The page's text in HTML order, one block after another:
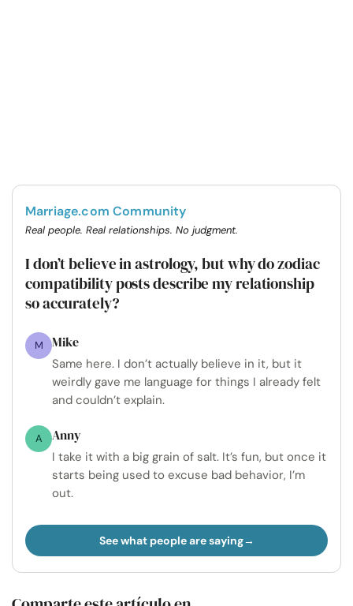
Marriage.com Community
Real people. Real relationships. No judgment.
I don’t believe in astrology, but why do zodiac
compatibility posts describe my relationship
so accurately?
M Mike
Same here. I don’t actually believe in it, but it
weirdly gave me language for things I already felt
and couldn’t explain.
A Anny
I take it with a big grain of salt. It’s fun, but once it
starts being used to excuse bad behavior, I’m
out.
See what people are saying